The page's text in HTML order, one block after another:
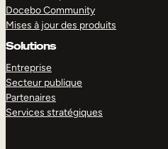
Docebo Community
Mises à jour des produits
Solutions
Entreprise
Secteur publique
Partenaires
Services stratégiques